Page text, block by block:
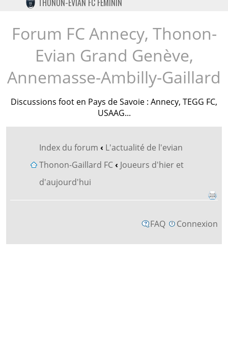
TWITTER
INSTAGRAM
THONON-EVIAN FC FÉMININ
Forum FC Annecy, Thonon-
Evian Grand Genève,
Annemasse-Ambilly-Gaillard
Discussions foot en Pays de Savoie : Annecy, TEGG FC,
USAAG...
Index du forum ‹ L'actualité de l'evian
Thonon-Gaillard FC‹ Joueurs d'hier et
d'aujourd'hui
FAQ Connexion